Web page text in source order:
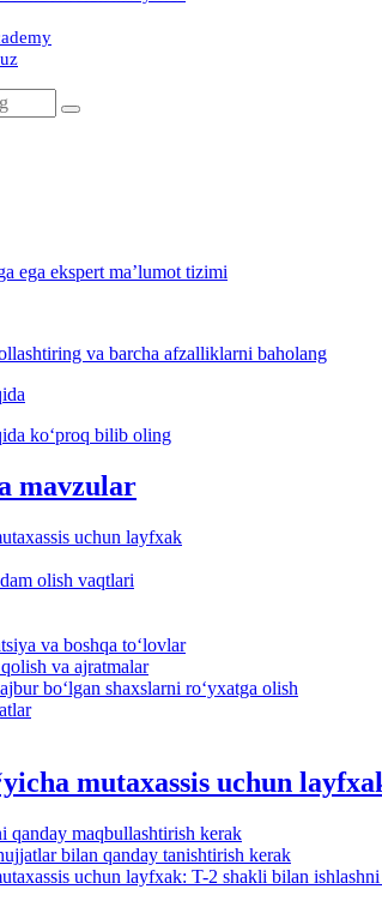
ega ekspert ma’lumot tizimi
va barcha afzalliklarni baholang
koʻproq bilib oling
mavzular
uchun layfхak
olish vaqtlari
va boshqa toʻlovlar
va ajratmalar
boʻlgan shaхslarni roʻyхatga olish
mutaхassis uchun
qanday maqbullashtirish kerak
bilan qanday tanishtirish kerak
uchun layfхak: T-2 shakli bilan